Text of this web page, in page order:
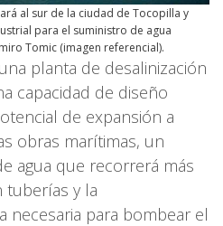
al sur de la ciudad de Tocopilla y
para el suministro de agua
Tomic (imagen referencial).
planta de desalinización
capacidad de diseño
de expansión a
obras marítimas, un
agua que recorrerá más
tuberías y la
necesaria para bombear el